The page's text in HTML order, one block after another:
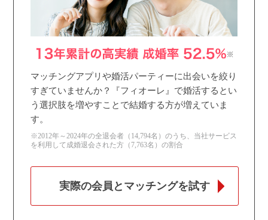
マッチングアプリや婚活パーティーに出会いを絞り
すぎていませんか？『フィオーレ』で婚活するとい
う選択肢を増やすことで結婚する方が増えていま
す。
※2012年～2024年の全退会者（14,794名）のうち、当社サービス
を利用して成婚退会された方（7,763名）の割合
実際の会員とマッチングを試す